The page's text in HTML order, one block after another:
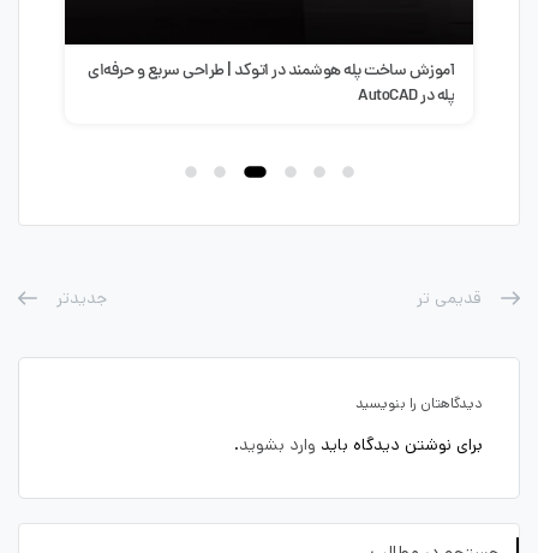
آموزش ساخت پله هوشمند در اتوکد | طراحی سریع و حرفه‌ای
پله در AutoCAD
قدیمی تر جدیدتر
دیدگاهتان را بنویسید
برای نوشتن دیدگاه باید وارد بشوید.